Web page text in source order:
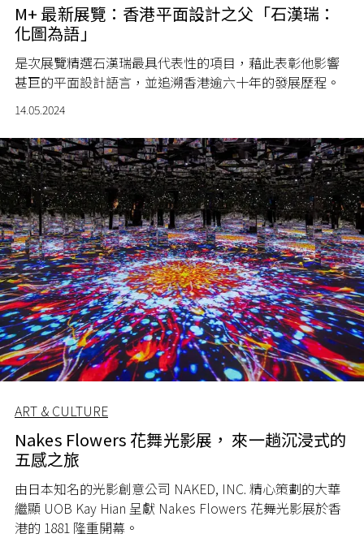
M+ 最新展覽：香港平面設計之父「石漢瑞：
化圖為語」
是次展覽精選石漢瑞最具代表性的項目，藉此表彰他影響
甚巨的平面設計語言，並追溯香港逾六十年的發展歷程。
14.05.2024
ART & CULTURE
Nakes Flowers 花舞光影展， 來一趟沉浸式的
五感之旅
由日本知名的光影創意公司 NAKED, INC. 精心策劃的大華
繼顯 UOB Kay Hian 呈獻 Nakes Flowers 花舞光影展於香
港的 1881 隆重開幕。